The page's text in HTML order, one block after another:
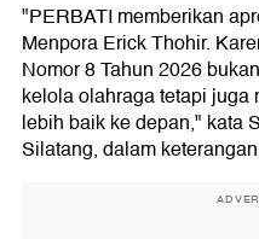
"PERBATI memberikan
Menpora Erick Thohir.
Nomor 8 Tahun 2026
kelola olahraga tetapi
lebih baik ke depan," kata
Silatang, dalam